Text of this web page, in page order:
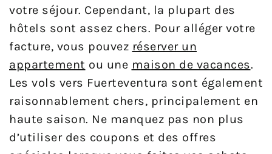
votre séjour. Cependant, la plupart des
hôtels sont assez chers. Pour alléger votre
facture, vous pouvez réserver un
appartement ou une maison de vacances.
Les vols vers Fuerteventura sont également
raisonnablement chers, principalement en
haute saison. Ne manquez pas non plus
d’utiliser des coupons et des offres